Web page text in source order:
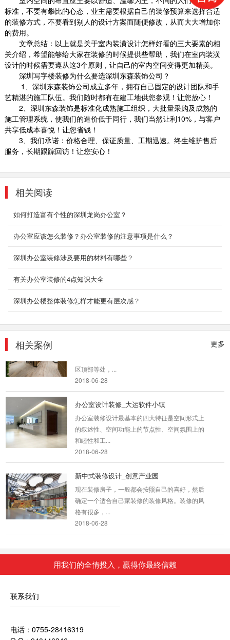
标准，不要有攀比的心态，业主需要根据自己的装修预算来选择合适
的装修方式，不要看到别人的设计方案而随便修改，从而大大增加你
的费用。
文章总结：以上就是关于室内装潢设计怎样好看的三大要素的相
关介绍，希望能够给大家在装修的时候提供些帮助，我们在室内装潢
设计的时候需要遵从这3个原则，让自己的室内空间变得更加精美。
深圳写字楼装修为什么要选深圳东森装饰公司？
1 、深圳东森装饰公司成立多年，拥有自己固定的设计团队和手
艺精湛的施工队伍。我们随时都有在建工地供您参观！让您放心！
2、深圳东森装饰是标准化成熟施工组织，大批量采购及成熟的
施工管理系统，使我们的造价低于同行，我们当然让利10%，与客户
共享低成本喜悦！让您省钱！
3、我们承诺：价格合理、保证质量、工期迅速。终生维护售后
服务，长期跟踪回访！让您安心！
相关阅读
如何打造富有个性的深圳龙岗办公室？
办公室应该怎么装修？办公室装修的注意事项是什么？
深圳办公室装修涉及要用的材料有哪些？
有关办公室装修的4点知识大全
深圳办公楼整体装修怎样才能更有层次感？
更多
相关案例
厅、厨房、卫生间、电视背景墙、廊柱、吧台能
产生高雅的效...
室内装潢设计_大鹏汽车
我们在房屋装修的时候总是需要对室内空间进行
精心的设计，这样才会让室内空间宽敞明亮，非
常的温馨舒...
2018-06-28
办公室室内装修设计_龙华朗科厂房
素色的水泥让空间中满灰色，空间略显单调，亮
色的家具和饰品是最好的搭配。 极简风格中最擅
2018-06-28
从入口进入之后，首先有服务视野良好的休闲
区，在这裡顾客可以可能得到谘询建议和帮助，
较低的人体尺度...
室内设计装修_东方幼儿园
2018-06-28
复式装修设计_文化公司办公室
区顶部等处，...
2018-06-28
办公室设计装修_大运软件小镇
办公室装修设计最基本的四大特征是空间形式上
的叙述性、空间功能上的节点性、空间氛围上的
和睦性和工...
2018-06-28
新中式装修设计_创意产业园
现在装修房子，一般都会按照自己的喜好，然后
确定一个适合自己家装修的装修风格。装修的风
格有很多，...
2018-06-28
艺术办公室装修_水泥厂房
艺术水泥对于室内装饰设计中的主要景观：客
厅、厨房、卫生间、电视背景墙、廊柱、吧台能
用我们的全情投入，贏得你最終信赖
联系我们
电话：0755-28416319